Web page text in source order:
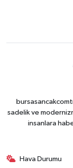
sadelik ve
insanlara
Hava Durumu